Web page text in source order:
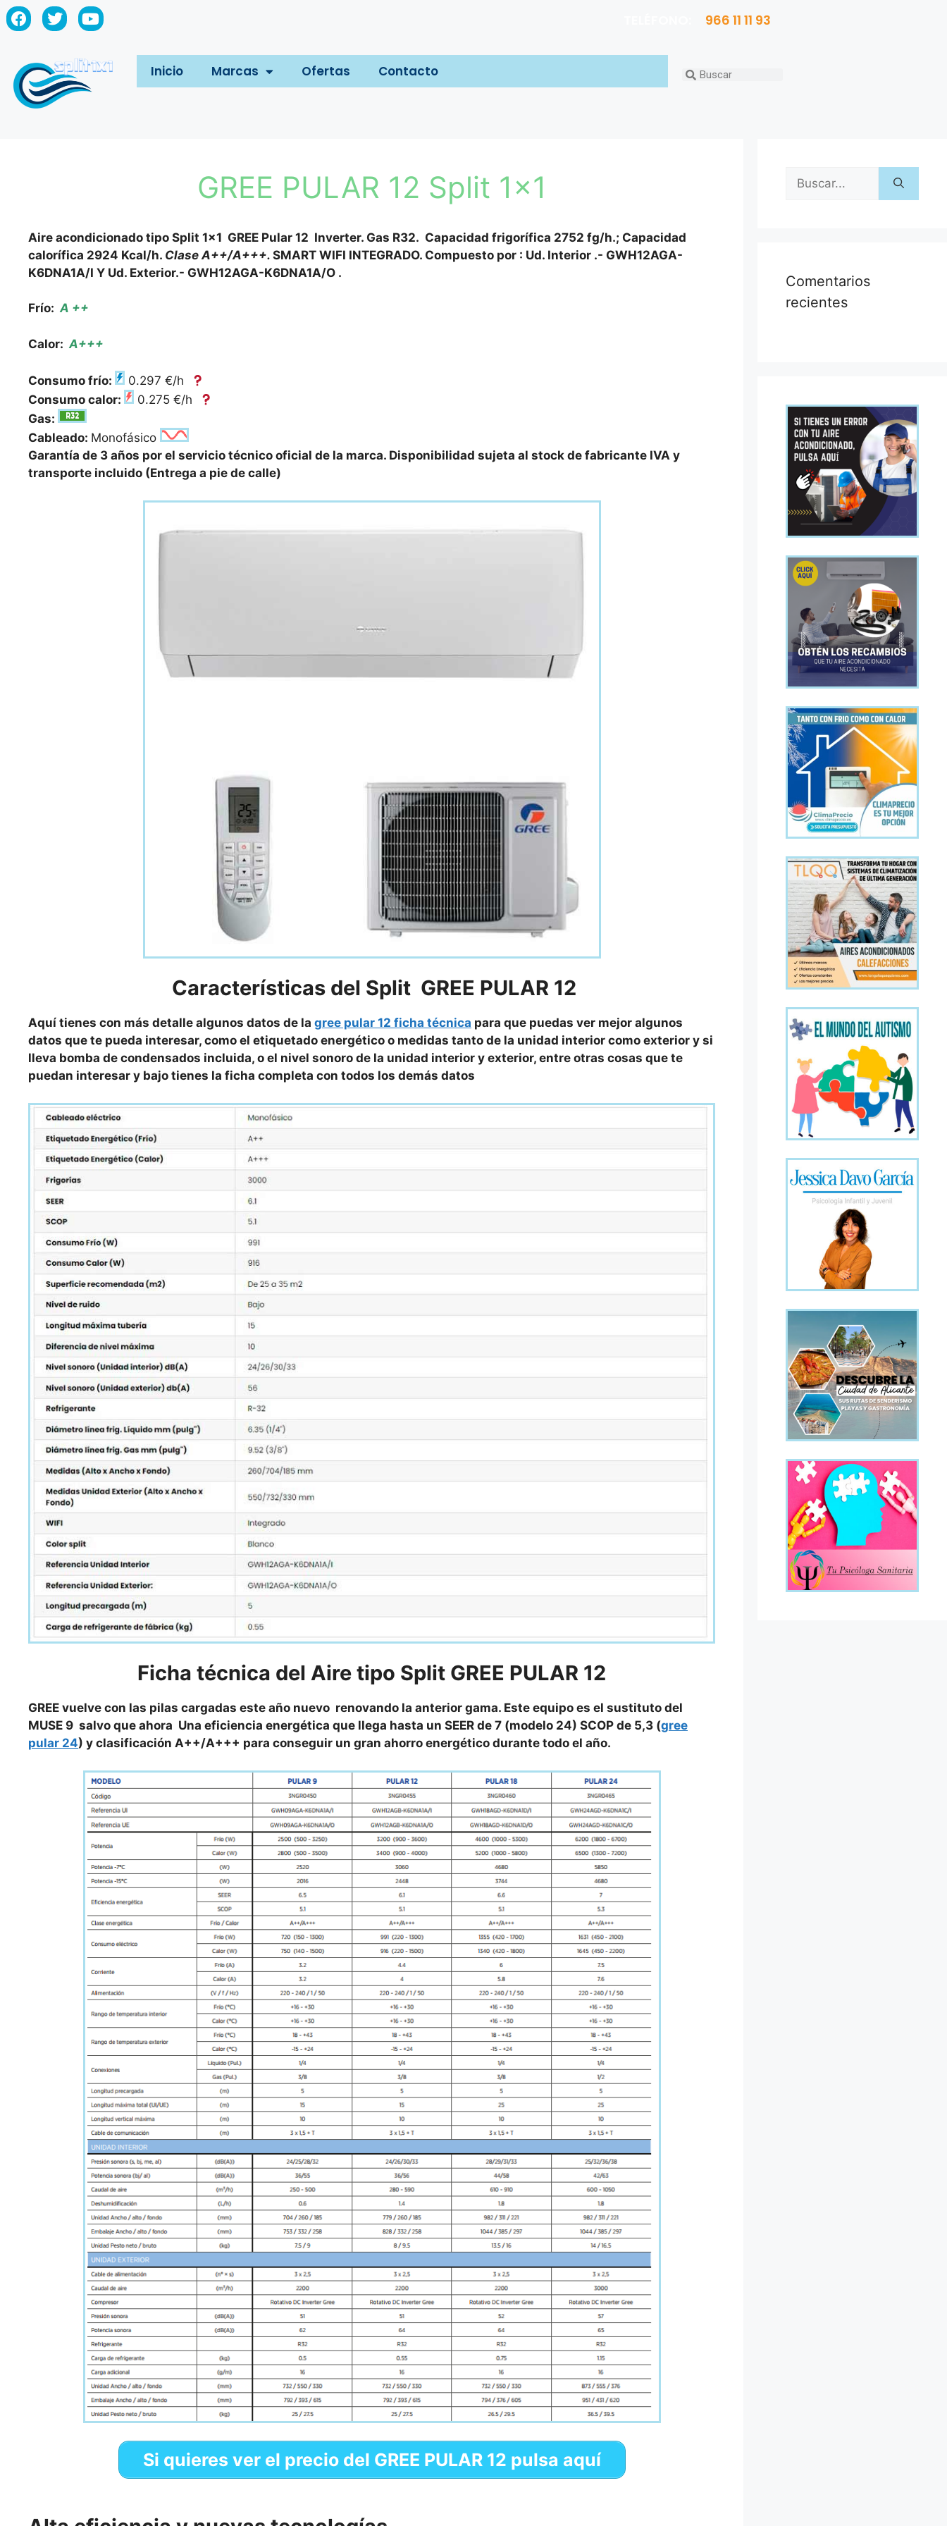
966 11 11 93
Inicio Marcas Ofertas Contacto
GREE PULAR 12 Split 1×1
Aire acondicionado tipo Split 1×1 GREE Pular 12 Inverter. Gas R32. Capacidad frigorífica 2752 fg/h.; Capacidad
calorífica 2924 Kcal/h. Clase A++/A+++. SMART WIFI INTEGRADO. Compuesto por : Ud. Interior .- GWH12AGA-
K6DNA1A/I Y Ud. Exterior.- GWH12AGA-K6DNA1A/O .
Frío:A ++
Calor: A+++
Consumo frío:
0.297 €/h
Consumo calor:
0.275 €/h
Gas:
Cableado: Monofásico
Garantía de 3 años por el servicio técnico oficial de la marca. Disponibilidad sujeta al stock de fabricante IVA y
transporte incluido (Entrega a pie de calle)
Características del Split GREE PULAR 12
Aquí tienes con más detalle algunos datos de la gree pular 12 ficha técnica para que puedas ver mejor algunos
datos que te pueda interesar, como el etiquetado energético o medidas tanto de la unidad interior como exterior y si
lleva bomba de condensados incluida, o el nivel sonoro de la unidad interior y exterior, entre otras cosas que te
puedan interesar y bajo tienes la ficha completa con todos los demás datos
Ficha técnica del Aire tipo Split GREE PULAR 12
GREE vuelve con las pilas cargadas este año nuevo renovando la anterior gama. Este equipo es el sustituto del
MUSE 9 salvo que ahora Una eficiencia energética que llega hasta un SEER de 7 (modelo 24) SCOP de 5,3 (gree
pular 24) y clasificación A++/A+++ para conseguir un gran ahorro energético durante todo el año.
Si quieres ver el precio del GREE PULAR 12 pulsa aquí
Comentarios
recientes